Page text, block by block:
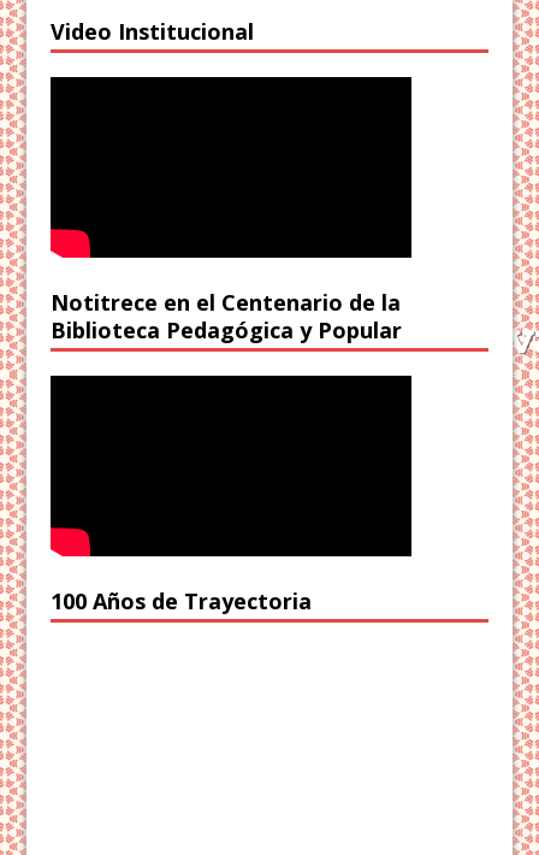
Video Institucional
Notitrece en el Centenario de la
Biblioteca Pedagógica y Popular
100 Años de Trayectoria